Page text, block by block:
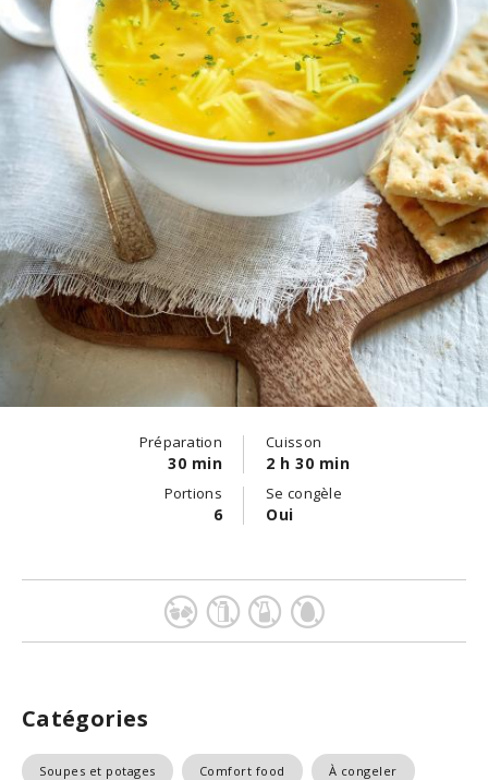
Préparation
30 min
Cuisson
2 h 30 min
Portions
6
Se congèle
Oui
Catégories
Soupes et potages Comfort food À congeler